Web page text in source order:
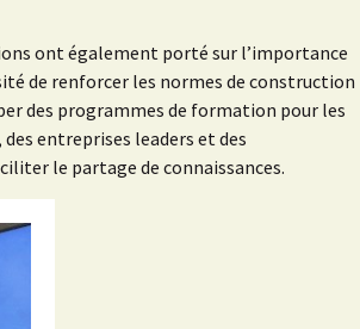
ont également porté sur l’importance
de renforcer les normes de construction
des programmes de formation pour les
entreprises leaders et des
le partage de connaissances.